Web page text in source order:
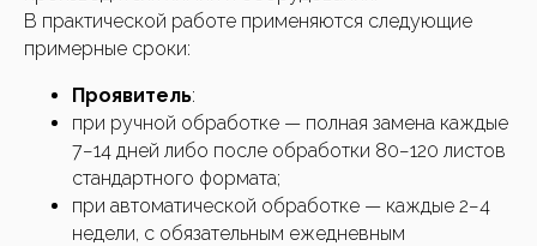
В практической работе применяются следующие
примерные сроки:
Проявитель:
при ручной обработке — полная замена каждые
7−14 дней либо после обработки 80−120 листов
стандартного формата;
при автоматической обработке — каждые 2−4
недели, с обязательным ежедневным